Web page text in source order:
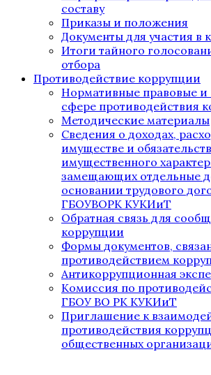
составу
Приказы и положения
Документы для участия в
Итоги тайного
отбора
Противодействие коррупции
Нормативные правовые и
сфере противодействия
Методические материалы
Сведения о доходах,
имуществе и
имущественного
замещающих отдельные
основании трудового
ГБОУВОРК КУКИиТ
Обратная связь для
коррупции
Формы документов,
противодействием
Антикоррупционная
Комиссия по
ГБОУ ВО РК КУКИиТ
Приглашение к
противодействия
общественных